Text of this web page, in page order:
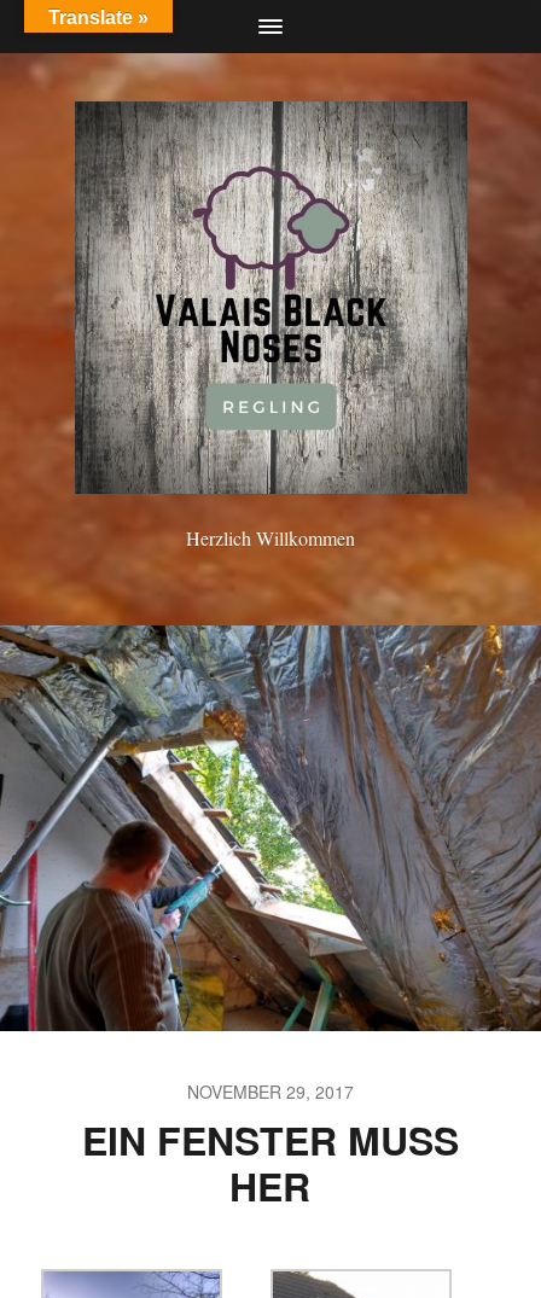
Herzlich Willkommen
NOVEMBER 29, 2017
EIN FENSTER MUSS
HER
Translate »